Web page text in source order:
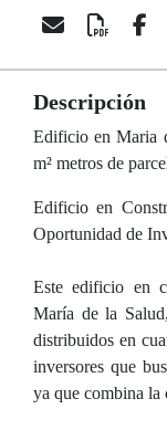
Descripción
Edificio en Maria
m² metros de
Edificio en
Oportunidad de
Este edificio en
María de la
distribuidos en
inversores que
ya que combina la